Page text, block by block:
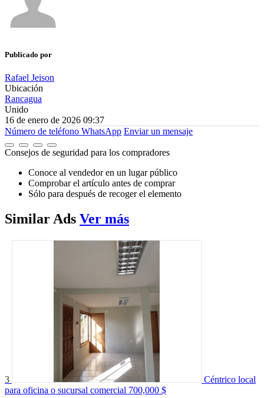
Publicado por
Rafael Jeison
Ubicación
Rancagua
Unido
16 de enero de 2026 09:37
Número de teléfono WhatsApp Enviar un mensaje
Consejos de seguridad para los compradores
Conoce al vendedor en un lugar público
Comprobar el artículo antes de comprar
Sólo para después de recoger el elemento
Similar Ads Ver más
3
Céntrico local
para oficina o sucursal comercial 700,000 $